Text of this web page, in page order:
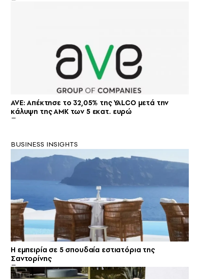
AVE: Απέκτησε το 32,05% της YALCO μετά την
κάλυψη της ΑΜΚ των 5 εκατ. ευρώ
BUSINESS INSIGHTS
Η εμπειρία σε 5 σπουδαία εστιατόρια της
Σαντορίνης